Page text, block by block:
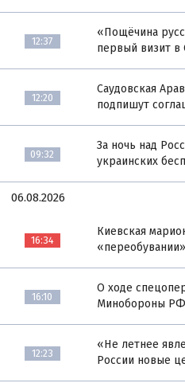
12:37
«Пощёчина
первый визит
12:20
Саудовская
подпишут
09:32
За ночь над
украинских
06.08.2026
16:34
Киевская
16:10
О ходе
Минобороны РФ
12:23
«Не летнее
России новые